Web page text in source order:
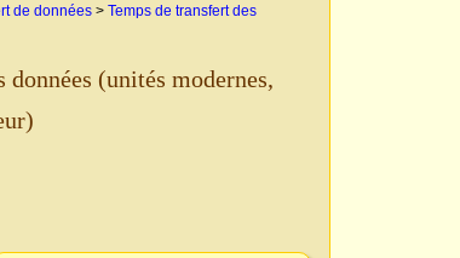
de données > Temps de transfert des
données (unités modernes,